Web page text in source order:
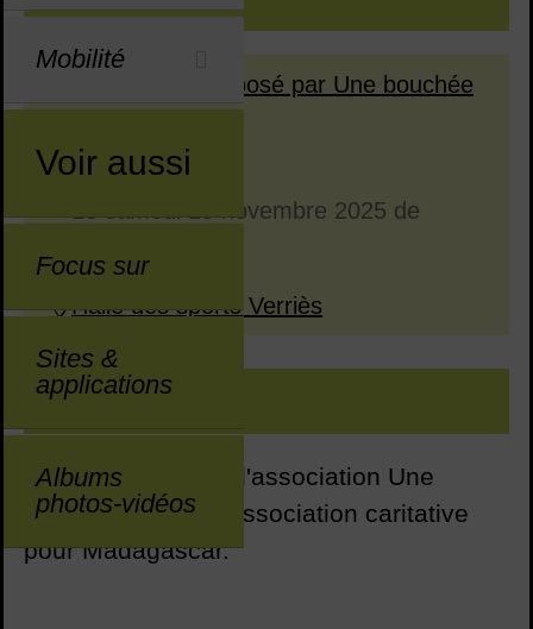
Mobilité
Voir aussi
Focus sur
Sites &
applications
Albums
photos-vidéos
Événement proposé par Une bouchée
Dates :
Dates en cours
Dates passées
samedi 15 novembre 2025 de
Lieu :
Halle des sports Verriès
DESCRIPTION
Soirée au profit de l'association Une
bouchée de pain, association caritative
pour Madagascar.